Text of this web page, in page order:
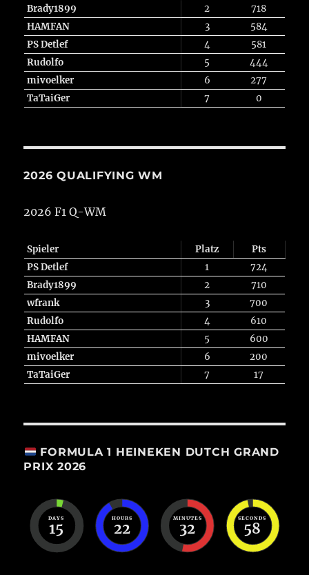
Brady1899
2
718
HAMFAN
3
584
PS Detlef
4
581
Rudolfo
5
444
mivoelker
6
277
TaTaiGer
7 0
2026 QUALIFYING WM
2026 F1 Q-WM
Spieler Platz
Pts
PS Detlef
1
724
Brady1899
2
710
wfrank
3
700
Rudolfo
4
610
HAMFAN
5
600
mivoelker
6
200
TaTaiGer
7 17
FORMULA 1 HEINEKEN DUTCH GRAND
PRIX 2026
DAYS
15
HOURS
22
MINUTES
32
SECONDS
58